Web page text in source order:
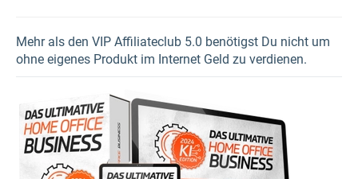
Mehr als den VIP Affiliateclub 5.0 benötigst Du nicht um
ohne eigenes Produkt im Internet Geld zu verdienen.